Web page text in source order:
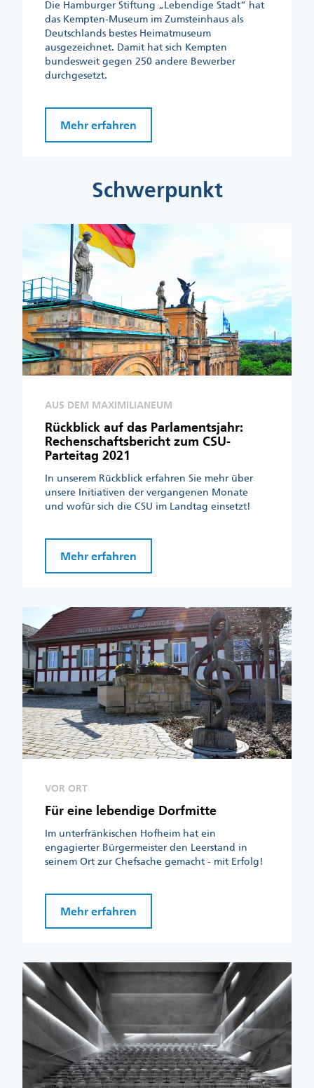
Die Hamburger Stiftung „Lebendige Stadt“ hat
das Kempten-Museum im Zumsteinhaus als
Deutschlands bestes Heimatmuseum
ausgezeichnet. Damit hat sich Kempten
bundesweit gegen 250 andere Bewerber
durchgesetzt.
Mehr erfahren
Schwerpunkt
AUS DEM MAXIMILIANEUM
Rückblick auf das Parlamentsjahr:
Rechenschaftsbericht zum CSU-
Parteitag 2021
In unserem Rückblick erfahren Sie mehr über
unsere Initiativen der vergangenen Monate
und wofür sich die CSU im Landtag einsetzt!
Mehr erfahren
VOR ORT
Für eine lebendige Dorfmitte
Im unterfränkischen Hofheim hat ein
engagierter Bürgermeister den Leerstand in
seinem Ort zur Chefsache gemacht - mit Erfolg!
Mehr erfahren